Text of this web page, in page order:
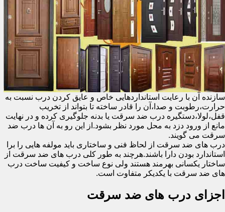
سازنده آن با رعایت استانداردهایی خاص و عایق کردن درب نسبت به
حرارت،رطوبت و صدا،آن را قادر ساخته تا بتواند از تخریب
قفل،لولا،دستگیره درب ضد سرقت یا بدنه جلوگیری کرده و در نهایت
مانع از ورود دزد به محل مورد نظر بشود.از این رو به آن ها درب ضد
سرقت می گویند.
درب های ضد سرقت از لحاظ فنی و ساختاری باید مولفه هایی را برا
استاندارد بودن دارا باشند.هرچند به طور کلی درب های ضد سرقت از
ساختار یکسانی بهرمند هستند ولی نوع ساخت و کیفیت ساخت درب
های ضد سرقت با یکدیکر متفاوت است.
اجزای درب های ضد سرقت